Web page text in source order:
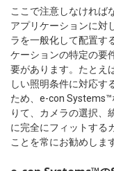
ここで注意しなければ
アプリケーションに対
ラを一般化して配置す
ケーションの特定の要
要があります。たとえ
しい照明条件に対応す
ため、e-con
りて、カメラの選択、
に完全にフィットする
ことを常にお勧めしま